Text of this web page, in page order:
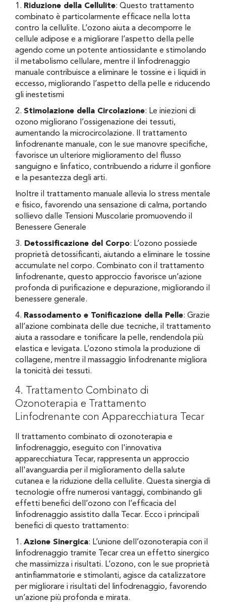
1. Riduzione della Cellulite: Questo trattamento
combinato è particolarmente efficace nella lotta
contro la cellulite. L’ozono aiuta a decomporre le
cellule adipose e a migliorare l’aspetto della pelle
agendo come un potente antiossidante e stimolando
il metabolismo cellulare, mentre il linfodrenaggio
manuale contribuisce a eliminare le tossine e i liquidi in
eccesso, migliorando l’aspetto della pelle e riducendo
gli inestetismi
2. Stimolazione della Circolazione: Le iniezioni di
ozono migliorano l’ossigenazione dei tessuti,
aumentando la microcircolazione. Il trattamento
linfodrenante manuale, con le sue manovre specifiche,
favorisce un ulteriore miglioramento del flusso
sanguigno e linfatico, contribuendo a ridurre il gonfiore
e la pesantezza degli arti.
Inoltre il trattamento manuale allevia lo stress mentale
e fisico, favorendo una sensazione di calma, portando
sollievo dalle Tensioni Muscolarie promuovendo il
Benessere Generale
3. Detossificazione del Corpo: L’ozono possiede
proprietà detossificanti, aiutando a eliminare le tossine
accumulate nel corpo. Combinato con il trattamento
linfodrenante, questo approccio favorisce un’azione
profonda di purificazione e depurazione, migliorando il
benessere generale.
4. Rassodamento e Tonificazione della Pelle: Grazie
all’azione combinata delle due tecniche, il trattamento
aiuta a rassodare e tonificare la pelle, rendendola più
elastica e levigata. L’ozono stimola la produzione di
collagene, mentre il massaggio linfodrenante migliora
la tonicità dei tessuti.
4. Trattamento Combinato di
Ozonoterapia e Trattamento
Linfodrenante con Apparecchiatura Tecar
Il trattamento combinato di ozonoterapia e
linfodrenaggio, eseguito con l'innovativa
apparecchiatura Tecar, rappresenta un approccio
all'avanguardia per il miglioramento della salute
cutanea e la riduzione della cellulite. Questa sinergia di
tecnologie offre numerosi vantaggi, combinando gli
effetti benefici dell’ozono con l’efficacia del
linfodrenaggio assistito dalla Tecar. Ecco i principali
benefici di questo trattamento:
1. Azione Sinergica: L’unione dell’ozonoterapia con il
linfodrenaggio tramite Tecar crea un effetto sinergico
che massimizza i risultati. L’ozono, con le sue proprietà
antinfiammatorie e stimolanti, agisce da catalizzatore
per migliorare i risultati del linfodrenaggio, favorendo
un’azione più profonda e mirata.